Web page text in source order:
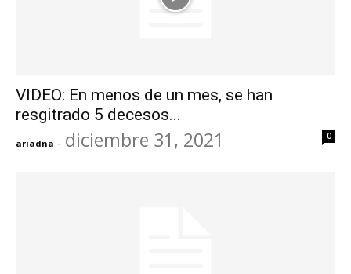
VIDEO: En menos de un mes, se han
resgitrado 5 decesos...
ariadna - diciembre 31, 2021 0